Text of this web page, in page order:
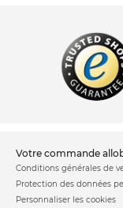
votre commande
Conditions générales de
Protection des données
Personnaliser les cookies